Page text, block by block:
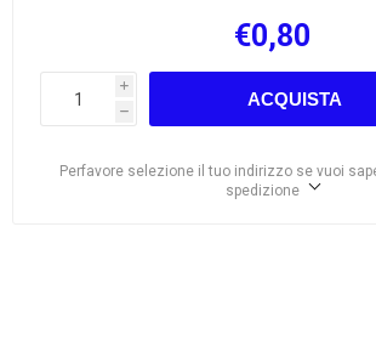
€0,80
i
h
ACQUISTA
Perfavore selezione il tuo indirizzo se vuoi
spedizione